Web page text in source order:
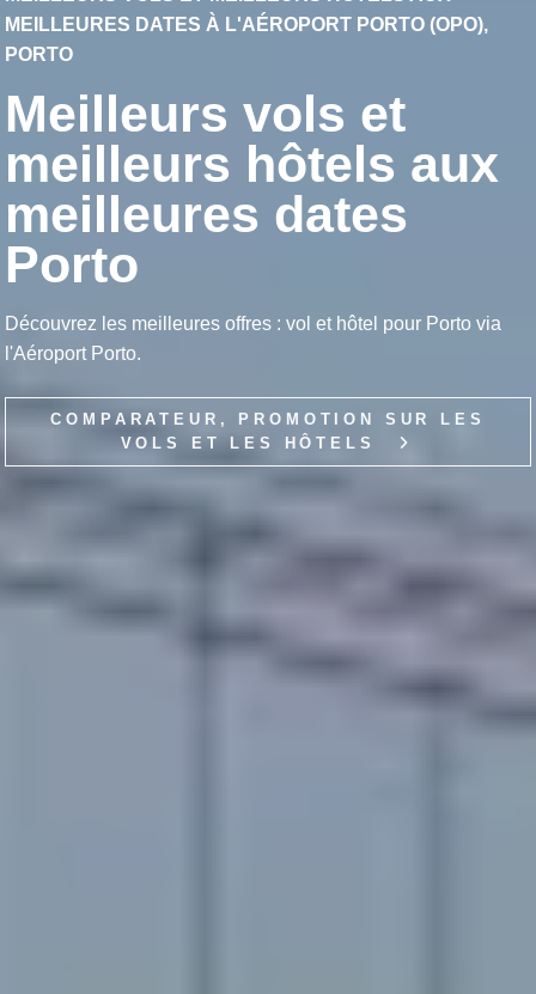
MEILLEURES DATES À L'AÉROPORT PORTO (OPO),
PORTO
Meilleurs vols et
meilleurs hôtels aux
meilleures dates
Porto
Découvrez les meilleures offres : vol et hôtel pour Porto via
l'Aéroport Porto.
COMPARATEUR, PROMOTION SUR LES
VOLS ET LES HÔTELS